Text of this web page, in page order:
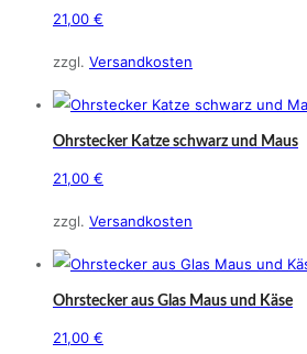
21,00 €
zzgl. Versandkosten
Ohrstecker Katze schwarz und Maus
21,00 €
zzgl. Versandkosten
Ohrstecker aus Glas Maus und Käse
21,00 €